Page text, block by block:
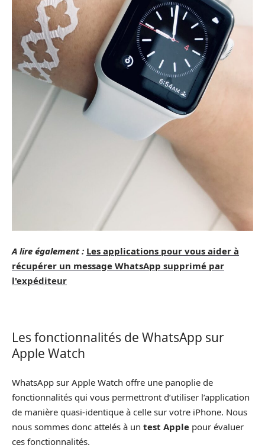
A lire également : Les applications pour vous aider à
récupérer un message WhatsApp supprimé par
l'expéditeur
Les fonctionnalités de WhatsApp sur
Apple Watch
WhatsApp sur Apple Watch offre une panoplie de
fonctionnalités qui vous permettront d’utiliser l’application
de manière quasi-identique à celle sur votre iPhone. Nous
nous sommes donc attelés à un test Apple pour évaluer
ces fonctionnalités.